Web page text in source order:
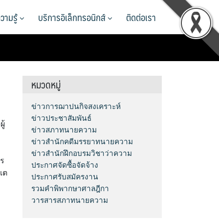
ามรู้ บริการอิเล็กทรอนิกส์ ติดต่อเรา
ต
หมวดหมู่
ข่าวการฌาปนกิจสงเคราะห์
ข่าวประชาสัมพันธ์
ข่าวสภาทนายความ
ข่าวสำนักคดีมรรยาทนายความ
ข่าวสำนักฝึกอบรมวิชาว่าความ
ประกาศจัดซื้อจัดจ้าง
ประกาศรับสมัครงาน
รวมคำพิพากษาศาลฎีกา
วารสารสภาทนายความ